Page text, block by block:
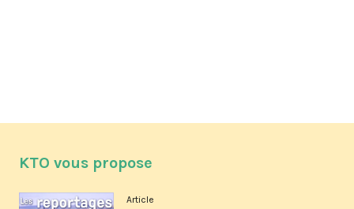
KTO vous propose
Article